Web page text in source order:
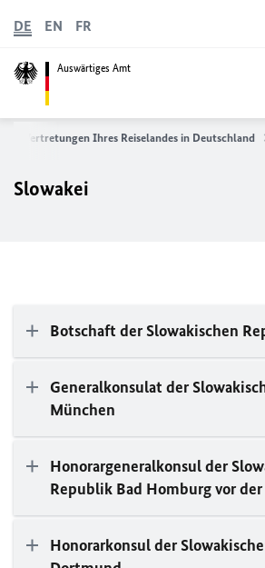
Auswärtiges Amt
DE EN FR
Vertretungen Ihres Reiselandes in Deutschland
Slowakei
Botschaft der Slowakischen
Generalkonsulat der
München
Honorargeneralkonsul der
Republik Bad Homburg vor
Honorarkonsul der